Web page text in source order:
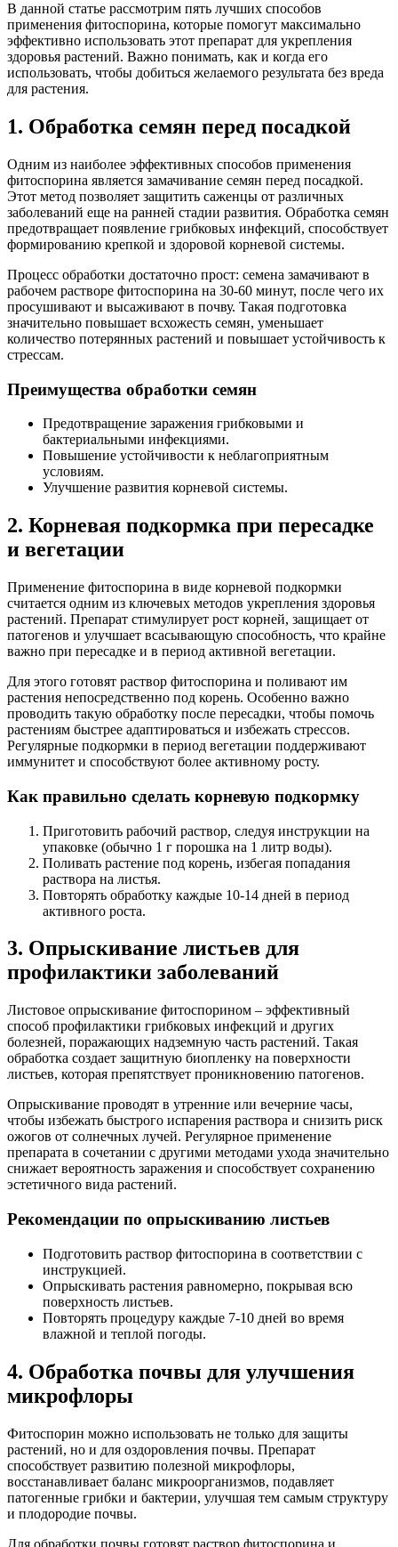
В данной статье рассмотрим пять лучших способов
применения фитоспорина, которые помогут максимально
эффективно использовать этот препарат для укрепления
здоровья растений. Важно понимать, как и когда его
использовать, чтобы добиться желаемого результата без вреда
для растения.
1. Обработка семян перед посадкой
Одним из наиболее эффективных способов применения
фитоспорина является замачивание семян перед посадкой.
Этот метод позволяет защитить саженцы от различных
заболеваний еще на ранней стадии развития. Обработка семян
предотвращает появление грибковых инфекций, способствует
формированию крепкой и здоровой корневой системы.
Процесс обработки достаточно прост: семена замачивают в
рабочем растворе фитоспорина на 30-60 минут, после чего их
просушивают и высаживают в почву. Такая подготовка
значительно повышает всхожесть семян, уменьшает
количество потерянных растений и повышает устойчивость к
стрессам.
Преимущества обработки семян
Предотвращение заражения грибковыми и
бактериальными инфекциями.
Повышение устойчивости к неблагоприятным
условиям.
Улучшение развития корневой системы.
2. Корневая подкормка при пересадке
и вегетации
Применение фитоспорина в виде корневой подкормки
считается одним из ключевых методов укрепления здоровья
растений. Препарат стимулирует рост корней, защищает от
патогенов и улучшает всасывающую способность, что крайне
важно при пересадке и в период активной вегетации.
Для этого готовят раствор фитоспорина и поливают им
растения непосредственно под корень. Особенно важно
проводить такую обработку после пересадки, чтобы помочь
растениям быстрее адаптироваться и избежать стрессов.
Регулярные подкормки в период вегетации поддерживают
иммунитет и способствуют более активному росту.
Как правильно сделать корневую подкормку
Приготовить рабочий раствор, следуя инструкции на
упаковке (обычно 1 г порошка на 1 литр воды).
Поливать растение под корень, избегая попадания
раствора на листья.
Повторять обработку каждые 10-14 дней в период
активного роста.
3. Опрыскивание листьев для
профилактики заболеваний
Листовое опрыскивание фитоспорином – эффективный
способ профилактики грибковых инфекций и других
болезней, поражающих надземную часть растений. Такая
обработка создает защитную биопленку на поверхности
листьев, которая препятствует проникновению патогенов.
Опрыскивание проводят в утренние или вечерние часы,
чтобы избежать быстрого испарения раствора и снизить риск
ожогов от солнечных лучей. Регулярное применение
препарата в сочетании с другими методами ухода значительно
снижает вероятность заражения и способствует сохранению
эстетичного вида растений.
Рекомендации по опрыскиванию листьев
Подготовить раствор фитоспорина в соответствии с
инструкцией.
Опрыскивать растения равномерно, покрывая всю
поверхность листьев.
Повторять процедуру каждые 7-10 дней во время
влажной и теплой погоды.
4. Обработка почвы для улучшения
микрофлоры
Фитоспорин можно использовать не только для защиты
растений, но и для оздоровления почвы. Препарат
способствует развитию полезной микрофлоры,
восстанавливает баланс микроорганизмов, подавляет
патогенные грибки и бактерии, улучшая тем самым структуру
и плодородие почвы.
Для обработки почвы готовят раствор фитоспорина и